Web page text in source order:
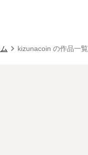
kizunacoin の作品一覧